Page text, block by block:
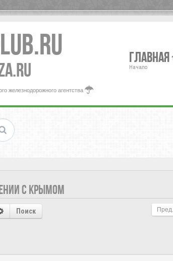
железнодорожного агентства
Главная
Начало
С КРЫМОМ
Пред.
Поиск